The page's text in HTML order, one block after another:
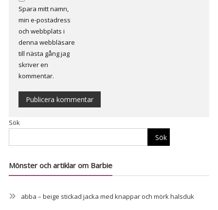
Spara mitt namn,
min e-postadress
och webbplats i
denna webbläsare
till nästa gång jag
skriver en
kommentar.
Sök
Sök
Mönster och artiklar om Barbie
abba – beige stickad jacka med knappar och mörk halsduk